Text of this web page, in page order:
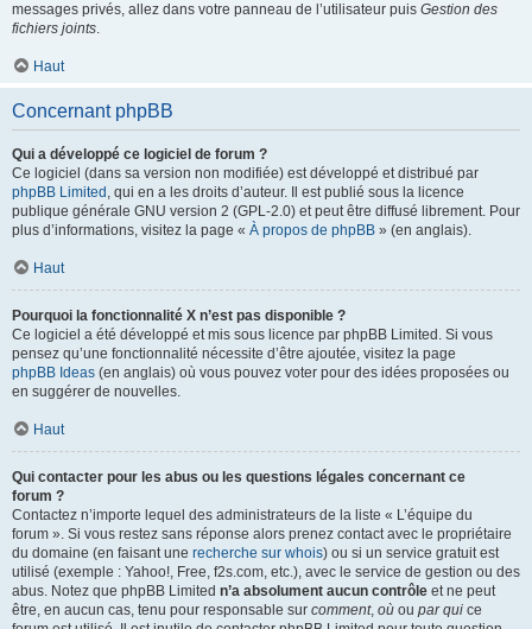
messages privés, allez dans votre panneau de l’utilisateur puis Gestion des
fichiers joints.
Haut
Concernant phpBB
Qui a développé ce logiciel de forum ?
Ce logiciel (dans sa version non modifiée) est développé et distribué par
phpBB Limited , qui en a les droits d’auteur. Il est publié sous la licence
publique générale GNU version 2 (GPL-2.0) et peut être diffusé librement. Pour
plus d’informations, visitez la page « À propos de phpBB » (en anglais).
Haut
Pourquoi la fonctionnalité X n’est pas disponible ?
Ce logiciel a été développé et mis sous licence par phpBB Limited. Si vous
pensez qu’une fonctionnalité nécessite d’être ajoutée, visitez la page
phpBB Ideas (en anglais) où vous pouvez voter pour des idées proposées ou
en suggérer de nouvelles.
Haut
Qui contacter pour les abus ou les questions légales concernant ce
forum ?
Contactez n’importe lequel des administrateurs de la liste « L’équipe du
forum ». Si vous restez sans réponse alors prenez contact avec le propriétaire
du domaine (en faisant une recherche sur whois) ou si un service gratuit est
utilisé (exemple : Yahoo!, Free, f2s.com, etc.), avec le service de gestion ou des
abus. Notez que phpBB Limited n’a absolument aucun contrôle et ne peut
être, en aucun cas, tenu pour responsable sur comment, où ou par qui ce